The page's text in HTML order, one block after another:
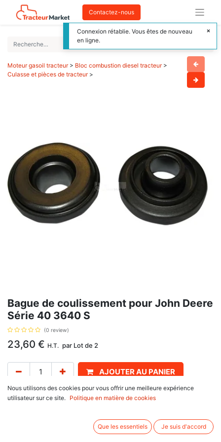
Contactez-nous
Moteur gasoil tracteur> Bloc combustion diesel tracteur>
Culasse et pièces de tracteur>
Bague de coulissement pour John Deere
Série 40 3640 S
(0 review)
23,60 € H.T. par Lot de 2
AJOUTER AU PANIER
Délai de livraison : 1 semaine
Nous utilisons des cookies pour vous offrir une meilleure expérience
utilisateur sur ce site.
Politique en matière de cookies
Que les essentiels Je suis d'accord
Connexion rétablie. Vous êtes de nouveau
en ligne.